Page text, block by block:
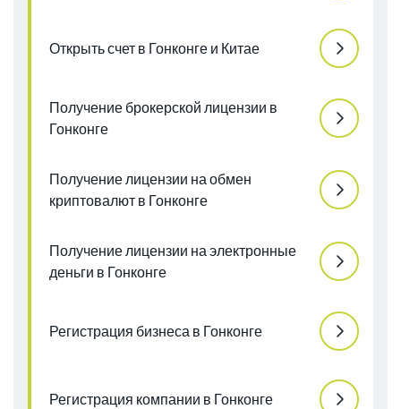
Открыть счет в Гонконге и Китае
Получение брокерской лицензии в
Гонконге
Получение лицензии на обмен
криптовалют в Гонконге
Получение лицензии на электронные
деньги в Гонконге
Регистрация бизнеса в Гонконге
Регистрация компании в Гонконге